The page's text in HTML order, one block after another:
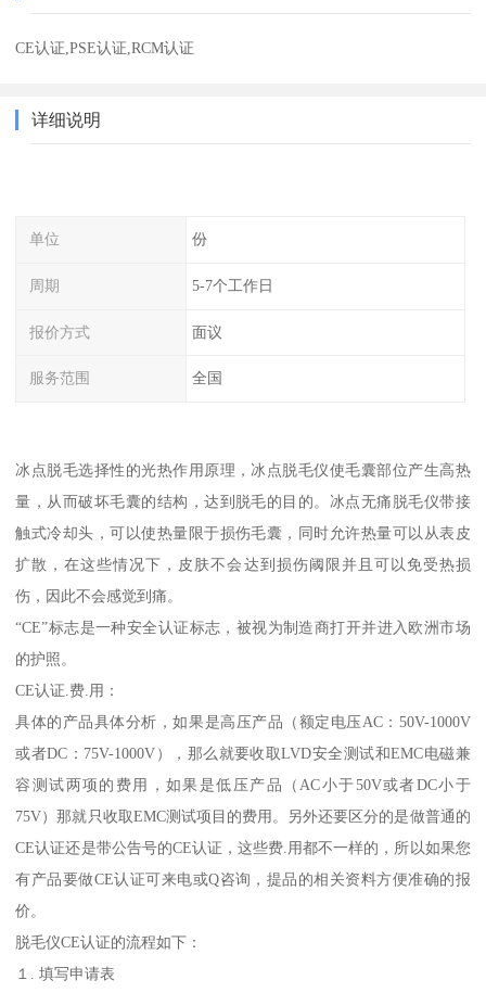
CE认证,PSE认证,RCM认证
详细说明
单位 份
周期 5-7个工作日
报价方式 面议
服务范围 全国
冰点脱毛选择性的光热作用原理，冰点脱毛仪使毛囊部位产生高热
量，从而破坏毛囊的结构，达到脱毛的目的。冰点无痛脱毛仪带接
触式冷却头，可以使热量限于损伤毛囊，同时允许热量可以从表皮
扩散，在这些情况下，皮肤不会达到损伤阈限并且可以免受热损
伤，因此不会感觉到痛。
“CE”标志是一种安全认证标志，被视为制造商打开并进入欧洲市场
的护照。
CE认证.费.用：
具体的产品具体分析，如果是高压产品（额定电压AC：50V-1000V
或者DC：75V-1000V），那么就要收取LVD安全测试和EMC电磁兼
容测试两项的费用，如果是低压产品（AC小于50V或者DC小于
75V）那就只收取EMC测试项目的费用。另外还要区分的是做普通的
CE认证还是带公告号的CE认证，这些费.用都不一样的，所以如果您
有产品要做CE认证可来电或Q咨询，提品的相关资料方便准确的报
价。
脱毛仪CE认证的流程如下：
１. 填写申请表